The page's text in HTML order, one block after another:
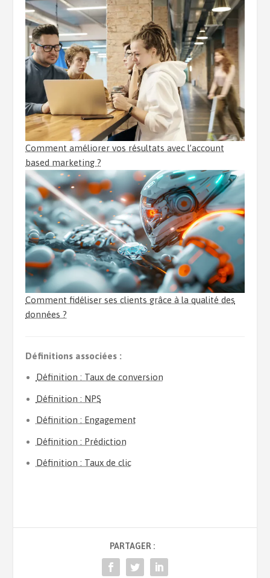
Comment améliorer vos résultats avec l’account
based marketing ?
Comment fidéliser ses clients grâce à la qualité des
données ?
Définitions associées :
Définition : Taux de conversion
Définition : NPS
Définition : Engagement
Définition : Prédiction
Définition : Taux de clic
PARTAGER :